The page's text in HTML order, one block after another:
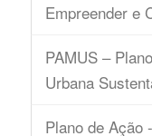
Empreender e
PAMUS –
Urbana
Plano de Ação